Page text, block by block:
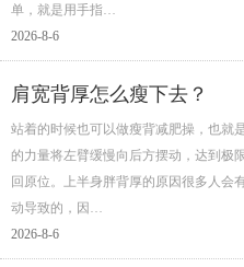
单，就是用手指…
2026-8-6
肩宽背厚怎么瘦下去？
站着的时候也可以做瘦背减肥操，也就
的力量将左臂缓慢向后方摆动，达到极
回原位。上半身胖背厚的原因很多人会
动导致的，因…
2026-8-6